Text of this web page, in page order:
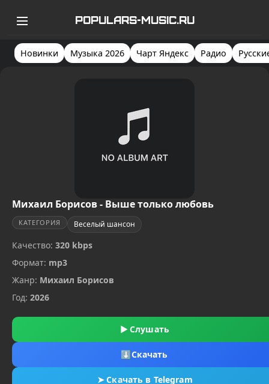
POPULARS-MUSIC.RU
Новинки Музыка 2026 Чарт Яндекс Радио
Михаил Борисов - Выше только любовь
КАТЕГОРИЯ Веселый шансон
Качество: 320 kbps
Формат: mp3
Жанр: Михаил Борисов
Год: 2026
▶ Слушать
⬇Скачать
➤Скачать в Telegram